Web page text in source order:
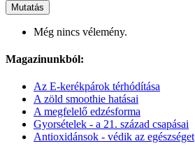
Mutatás
Még nincs vélemény.
Magazinunkból:
Az E-kerékpárok térhódítása
A zöld smoothie hatásai
A megfelelő edzésforma
Gyorsételek - a 21. század csapásai
Antioxidánsok - védik az egészséget